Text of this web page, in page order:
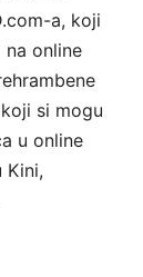
a, koji
online
si mogu
u online
Kini,